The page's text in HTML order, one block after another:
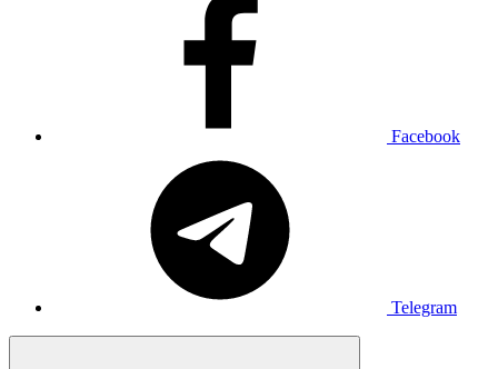
Facebook
Telegram